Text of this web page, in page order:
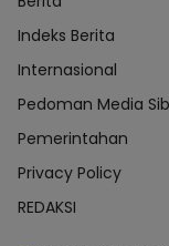
Indeks Berita
Internasional
Pedoman Media
Pemerintahan
Privacy Policy
REDAKSI